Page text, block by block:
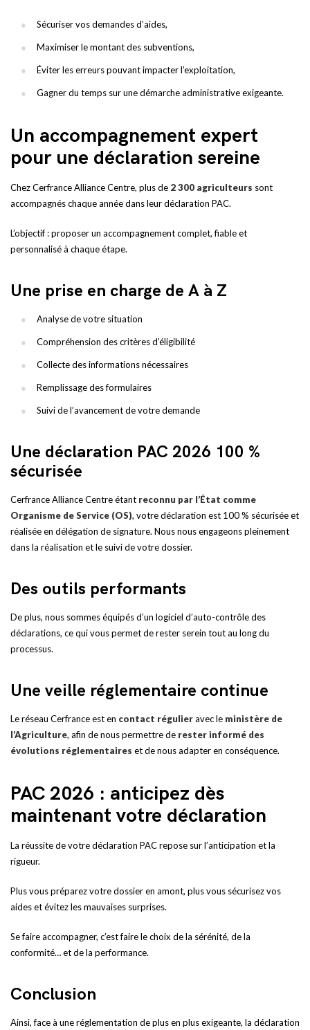
Sécuriser vos demandes d’aides,
Maximiser le montant des subventions,
Éviter les erreurs pouvant impacter l’exploitation,
Gagner du temps sur une démarche administrative exigeante.
Un accompagnement expert
pour une déclaration sereine
Chez Cerfrance Alliance Centre, plus de 2 300 agriculteurs sont
accompagnés chaque année dans leur déclaration PAC.
L’objectif : proposer un accompagnement complet, fiable et
personnalisé à chaque étape.
Une prise en charge de A à Z
Analyse de votre situation
Compréhension des critères d’éligibilité
Collecte des informations nécessaires
Remplissage des formulaires
Suivi de l’avancement de votre demande
Une déclaration PAC 2026 100 %
sécurisée
Cerfrance Alliance Centre étant reconnu par l’État comme
Organisme de Service (OS), votre déclaration est 100 % sécurisée et
réalisée en délégation de signature. Nous nous engageons pleinement
dans la réalisation et le suivi de votre dossier.
Des outils performants
De plus, nous sommes équipés d’un logiciel d’auto-contrôle des
déclarations, ce qui vous permet de rester serein tout au long du
processus.
Une veille réglementaire continue
Le réseau Cerfrance est en contact régulieravec le ministère de
l’Agriculture, afin de nous permettre de rester informé des
évolutions réglementaires et de nous adapter en conséquence.
PAC 2026 : anticipez dès
maintenant votre déclaration
La réussite de votre déclaration PAC repose sur l’anticipation et la
rigueur.
Plus vous préparez votre dossier en amont, plus vous sécurisez vos
aides et évitez les mauvaises surprises.
Se faire accompagner, c’est faire le choix de la sérénité, de la
conformité… et de la performance.
Conclusion
Ainsi, face à une réglementation de plus en plus exigeante, la déclaration